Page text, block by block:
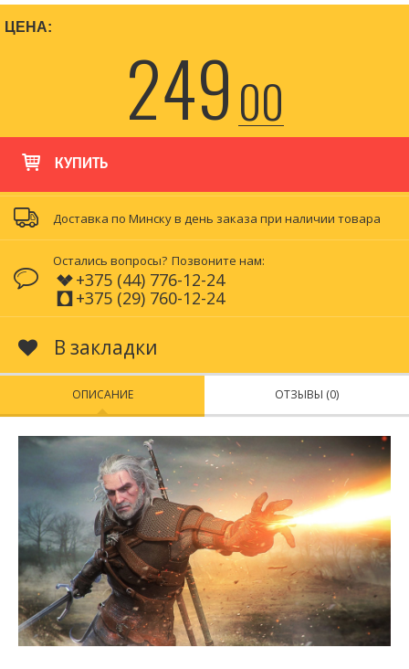
ЦЕНА:
24900
КУПИТЬ
Доставка по Минску в день заказа при наличии товара
Остались вопросы? Позвоните нам:
+375 (44) 776-12-24
+375 (29) 760-12-24
В закладки
ОПИСАНИЕ ОТЗЫВЫ (0)